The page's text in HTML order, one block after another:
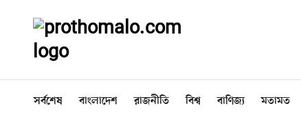
সর্বশেষ বাংলাদেশ রাজনীতি বিশ্ব বাণিজ্য মতামত